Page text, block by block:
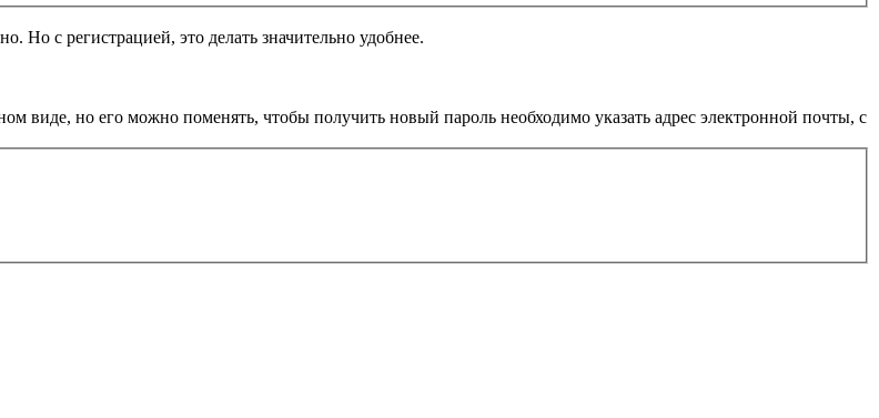
Но с регистрацией, это делать значительно удобнее.
виде, но его можно поменять, чтобы получить новый пароль необходимо указать адрес электронной почты, с